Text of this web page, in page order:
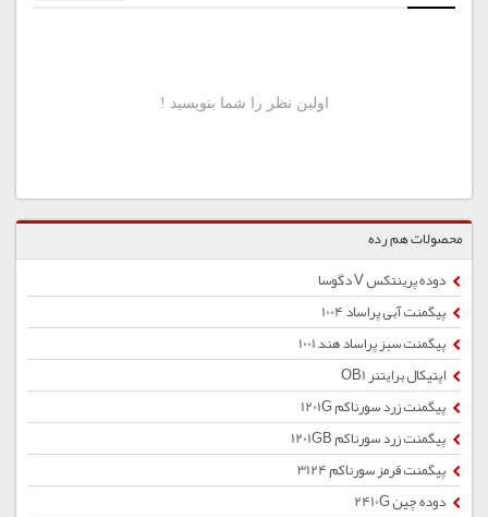
محصولات هم رده
دوده پرینتکس V دگوسا
پیگمنت آبی پراساد 1004
پیگمنت سبز پراساد هند 1001
اپتیکال برایتنر OB1
پیگمنت زرد سورناکم 1201G
پیگمنت زرد سورناکم 1201GB
پیگمنت قرمز سورناکم 3124
دوده چین 2410G